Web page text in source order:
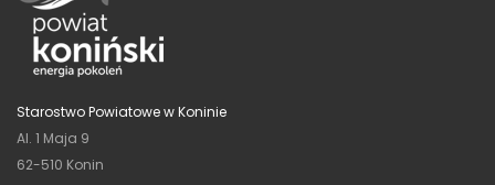
Starostwo Powiatowe w Koninie
Al. 1 Maja 9
62-510 Konin